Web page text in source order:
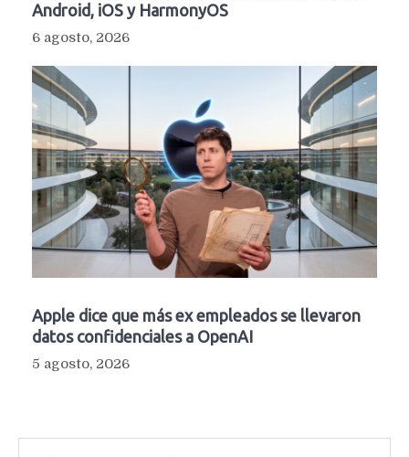
Android, iOS y HarmonyOS
6 agosto, 2026
Apple dice que más ex empleados se llevaron
datos confidenciales a OpenAI
5 agosto, 2026